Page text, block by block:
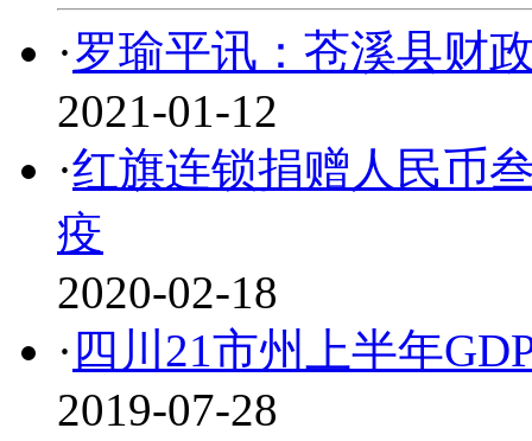
·罗瑜平讯：苍溪县财
2021-01-12
·红旗连锁捐赠人民币
疫
2020-02-18
· 四川21市州上半年
2019-07-28